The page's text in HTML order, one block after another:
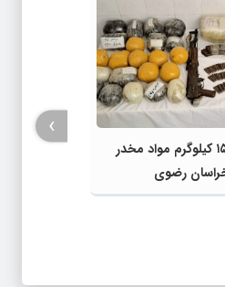
کشف اسلحه و ۱۵۲ کیلوگرم مواد مخدر
رضوی
›